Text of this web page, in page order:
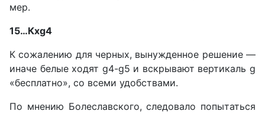
мер.
15…Кxg4
К сожалению для черных, вынужденное решение —
ина­че белые ходят g4-g5 и вскры­вают вертикаль g
«бесплатно», со всеми удобствами.
По мнению Болеславского, следовало попытаться